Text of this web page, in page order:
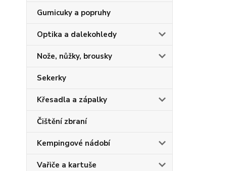
Gumicuky a popruhy
Optika a dalekohledy
Nože, nůžky, brousky
Sekerky
Křesadla a zápalky
Čištění zbraní
Kempingové nádobí
Vařiče a kartuše